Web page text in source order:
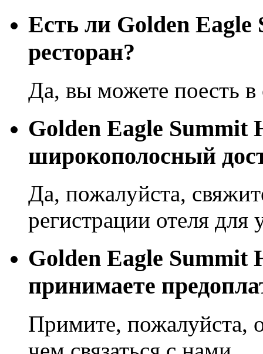
Eсть ли Golden
ресторан?
Да, вы можете поесть в
Golden Eagle Summit
широкополосный
Да, пожалуйста,
регистрации отеля для
Golden Eagle
принимаете
Примите, пожалуйста,